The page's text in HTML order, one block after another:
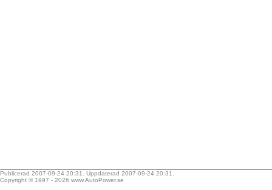
Publicerad 2007-09-24 20:31. Uppdaterad 2007-09-24 20:31.
Copyright © 1997 - 2026 www.AutoPower.se